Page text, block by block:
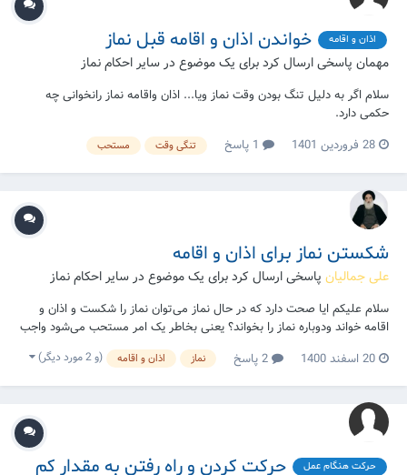
اذان و اقامه خواندن اذان و اقامه قبل نماز
مهمان پاسخی ارسال کرد برای یک موضوع درسایر احکام نماز
سلام اگر به دلیل تنگ بودن وقت نماز ویا... اذان واقامه نماز رانخوانی چه
حکمی دارد.
28 فروردین 1401
تنگی وقت مستحب
شکستن نماز برای اذان و اقامه
علی جمالیان پاسخی ارسال کرد برای یک موضوع در سایر احکام نماز
سلام علیکم ایا صحت دارد که در حال نماز می‌توان نماز را شکست و اذان و
اقامه خواند ودوباره نماز را بخواند؟ یعنی بخاطر یک امر مستحب می‌شود واجب
20 اسفند 1400 نماز اذان و اقامه (و 2 مورد دیگر)
حرکت هنگام عمل
حرکت کردن و راه رفتن به مقدار کم